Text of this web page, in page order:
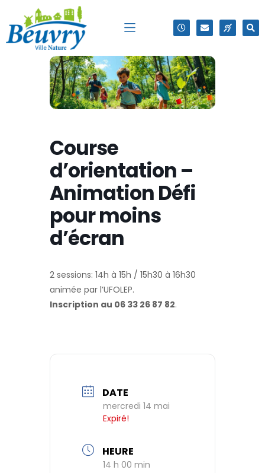
Course
d’orientation –
Animation Défi
pour moins
d’écran
2 sessions: 14h à 15h / 15h30 à 16h30
animée par l’UFOLEP.
Inscription au 06 33 26 87 82.
DATE
mercredi 14 mai
Expiré!
HEURE
14 h 00 min